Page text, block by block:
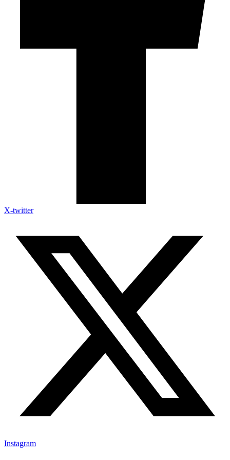
X-twitter
Instagram